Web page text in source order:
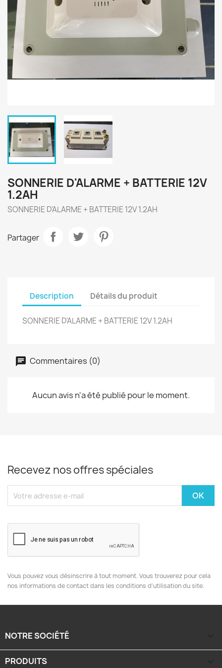
SONNERIE D'ALARME + BATTERIE 12V
1.2AH
SONNERIE D'ALARME + BATTERIE 12V 1.2AH
Partager
Description Détails du produit
SONNERIE D'ALARME + BATTERIE 12V 1.2AH
Commentaires (0)
Aucun avis n'a été publié pour le moment.
Recevez nos offres spéciales
Vous pouvez vous désinscrire à tout moment. Vous trouverez pour cela
nos informations de contact dans les conditions d'utilisation du site.
NOTRE SOCIÉTÉ
PRODUITS